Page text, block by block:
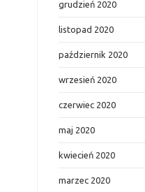
grudzień 2020
listopad 2020
październik 2020
wrzesień 2020
czerwiec 2020
maj 2020
kwiecień 2020
marzec 2020